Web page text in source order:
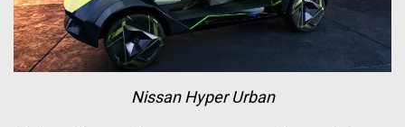
Nissan Hyper Urban